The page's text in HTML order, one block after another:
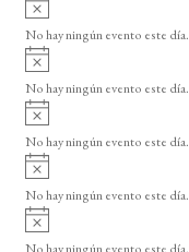
o
v
i
o
No hay ningún evento este día.
A
v
i
o
No hay ningún evento este día.
A
v
i
o
No hay ningún evento este día.
A
v
i
o
No hay ningún evento este día.
A
v